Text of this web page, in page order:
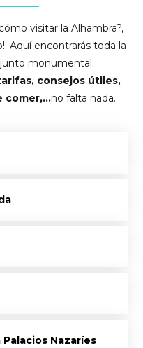
visitar la Alhambra?,
Aquí encontrarás toda la
monumental.
consejos útiles,
comer,…no falta nada.
Nazaríes